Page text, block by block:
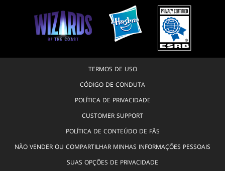
TERMOS DE USO
CÓDIGO DE CONDUTA
POLÍTICA DE PRIVACIDADE
CUSTOMER SUPPORT
POLÍTICA DE CONTEÚDO DE FÃS
NÃO VENDER OU COMPARTILHAR MINHAS INFORMAÇÕES PESSOAIS
SUAS OPÇÕES DE PRIVACIDADE